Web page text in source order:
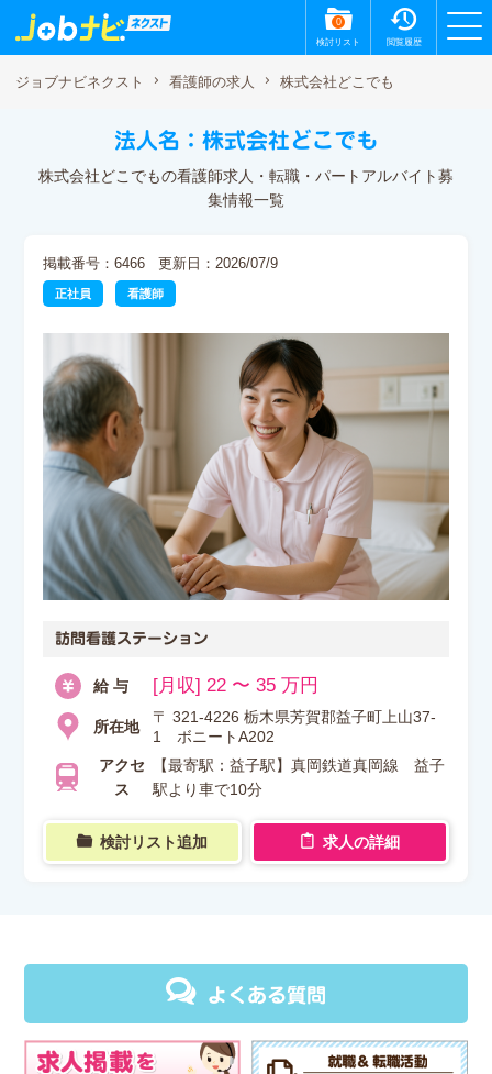
0
検討リスト 閲覧履歴
ジョブナビネクスト 看護師の求人 株式会社どこでも
法人名：株式会社どこでも
株式会社どこでもの看護師求人・転職・パートアルバイト募
集情報一覧
掲載番号：6466 更新日：2026/07/9
正社員 看護師
訪問看護ステーション
給 与 [月収] 22 〜 35 万円
所在地
〒 321-4226 栃木県芳賀郡益子町上山37-
1 ボニートA202
アクセ
ス
【最寄駅：益子駅】真岡鉄道真岡線 益子
駅より車で10分
検討リスト追加 求人の詳細
よくある質問